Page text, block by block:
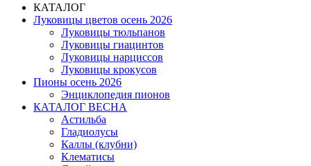
КАТАЛОГ
Луковицы цветов осень 2026
Луковицы тюльпанов
Луковицы гиацинтов
Луковицы нарциссов
Луковицы крокусов
Пионы осень 2026
Энциклопедия пионов
КАТАЛОГ ВЕСНА
Астильба
Гладиолусы
Каллы (клубни)
Клематисы